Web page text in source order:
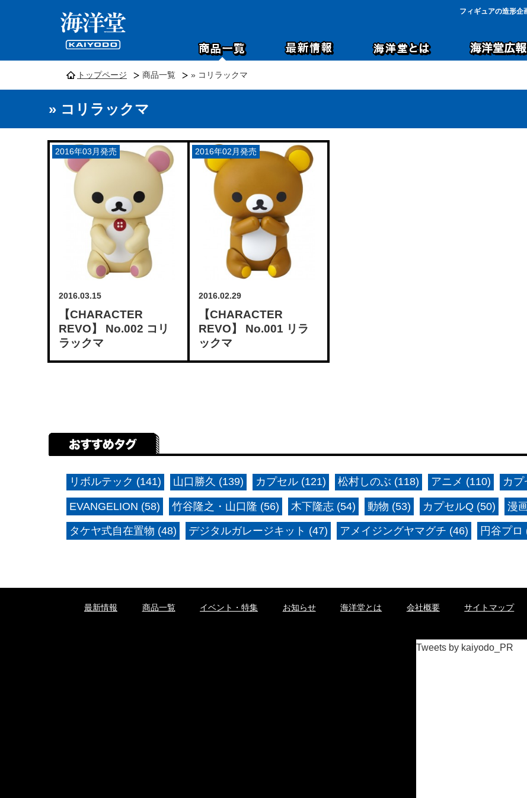
フィギュアの造形企
トップページ 商品一覧 » コリラックマ
» コリラックマ
2016.03.15
【CHARACTER
REVO】 No.002 コリ
ラックマ
2016年03月発売
2016.02.29
【CHARACTER
REVO】 No.001 リラ
ックマ
2016年02月発売
リボルテック (141) 山口勝久 (139) カプセル (121) 松村しのぶ (118) アニメ (110) カ
EVANGELION (58) 竹谷隆之・山口隆 (56) 木下隆志 (54) 動物 (53) カプセルQ (50) 漫
タケヤ式自在置物 (48) デジタルガレージキット (47) アメイジングヤマグチ (46) 円谷プロ
最新情報 商品一覧 イベント・特集 お知らせ 海洋堂とは 会社概要 サイトマップ
Tweets by kaiyodo_PR